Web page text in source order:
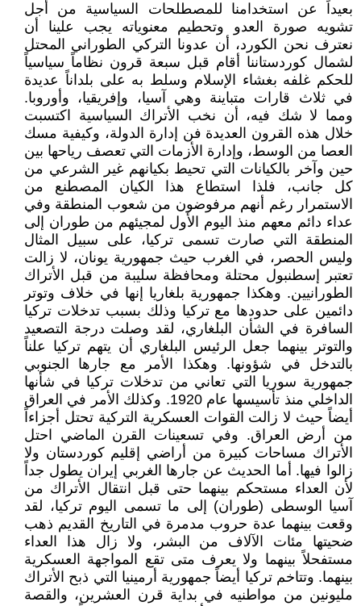
بعيداً عن استخدامنا للمصطلحات السياسية من أجل
تشويه صورة العدو وتحطيم معنوياته يجب علينا أن
نعترف نحن الكورد، أن عدونا التركي الطوراني المحتل
لشمال كوردستاننا أقام قبل سبعة قرون نظاماً سياسياً
للحكم غلفه بغشاء الإسلام وسلط به على بلداناً عديدة
في ثلاث قارات متباينة وهي آسيا، وإفريقيا، وأوروبا.
ومما لا شك فيه، أن نخب الأتراك السياسية اكتسبت
خلال هذه القرون العديدة فن إدارة الدولة، وكيفية مسك
العصا من الوسط، وإدارة الأزمات التي تعصف رياحها بين
حين وآخر بالكيانات التي تحيط بكيانهم غير الشرعي من
كل جانب، فلذا استطاع هذا الكيان المصطنع من
الاستمرار رغم أنهم مرفوضون من شعوب المنطقة وفي
عداء دائم معهم منذ اليوم الأول لمجيئهم من طوران إلى
المنطقة التي صارت تسمى تركيا، على سبيل المثال
وليس الحصر، في الغرب حيث جمهورية يونان، لا زالت
تعتبر إسطنبول محتلة ومحافظة سليبة من قبل الأتراك
الطورانيين. وهكذا جمهورية بلغاريا إنها في خلاف وتوتر
دائمين على حدودها مع تركيا وذلك بسبب تدخلات تركيا
السافرة في الشأن البلغاري، لقد وصلت درجة التصعيد
والتوتر بينهما جعل الرئيس البلغاري أن يتهم تركيا علناً
بالتدخل في شؤونها. وهكذا الأمر مع جارها الجنوبي
جمهورية سوريا التي تعاني من تدخلات تركيا في شأنها
الداخلي منذ تأسيسها عام 1920. وكذلك الأمر في العراق
أيضاً حيث لا زالت القوات العسكرية التركية تحتل أجزاءاً
من أرض العراق. وفي تسعينات القرن الماضي احتل
الأتراك مساحات كبيرة من أراضي إقليم كوردستان ولا
زالوا فيها. أما الحديث عن جارها الغربي إيران يطول جداً
لأن العداء مستحكم بينهما حتى قبل انتقال الأتراك من
آسيا الوسطى (طوران) إلى ما تسمى اليوم تركيا، لقد
وقعت بينهما عدة حروب مدمرة في التاريخ القديم ذهب
ضحيتها مئات الآلاف من البشر، ولا زال هذا العداء
مستفحلاً بينهما ولا يعرف متى تقع المواجهة العسكرية
بينهما. وتتاخم تركيا أيضاً جمهورية أرمينيا التي ذبح الأتراك
مليونين من مواطنيه في بداية قرن العشرين، والقصة